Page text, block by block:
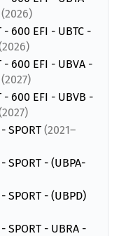
(2026)
- 600 EFI - UBTC -
- 600 EFI - UBVA -
(2027)
- 600 EFI - UBVB -
SPORT (2021–
SPORT - (UBPA-
SPORT - (UBPD)
SPORT - UBRA -